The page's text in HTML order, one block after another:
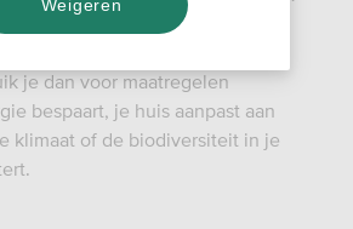
het leningdeel ASN
afsluiten. Het bedrag van dit
je dan voor maatregelen
bespaart, je huis aanpast aan
klimaat of de biodiversiteit in je
Weigeren